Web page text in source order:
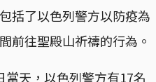
括了以色列警方以防疫為
前往聖殿山祈禱的行為。
天，以色列警方有17名